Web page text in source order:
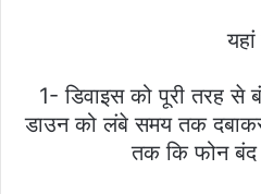
1- डिवाइस को पूरी तरह से
डाउन को लंबे समय तक
तक कि फोन बंद